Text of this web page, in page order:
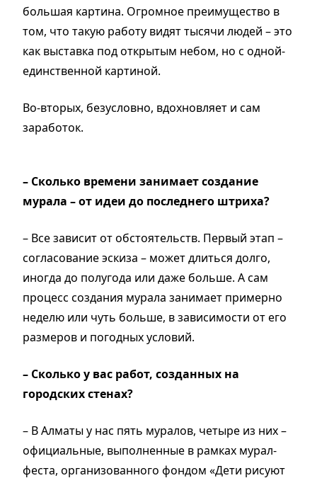
большая картина. Огромное преимущество в
том, что такую работу видят тысячи людей – это
как выставка под открытым небом, но с одной-
единственной картиной.
Во-вторых, безусловно, вдохновляет и сам
заработок.
– Сколько времени занимает создание
мурала – от идеи до последнего штриха?
– Все зависит от обстоятельств. Первый этап –
согласование эскиза – может длиться долго,
иногда до полугода или даже больше. А сам
процесс создания мурала занимает примерно
неделю или чуть больше, в зависимости от его
размеров и погодных условий.
– Сколько у вас работ, созданных на
городских стенах?
– В Алматы у нас пять муралов, четыре из них –
официальные, выполненные в рамках мурал-
феста, организованного фондом «Дети рисуют